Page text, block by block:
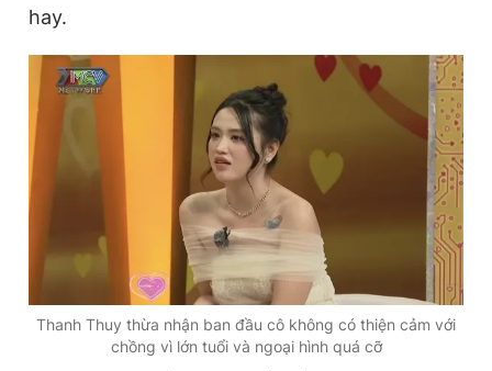
hay.
Thanh Thuy thừa nhận ban đầu cô không có thiện cảm với
chồng vì lớn tuổi và ngoại hình quá cỡ